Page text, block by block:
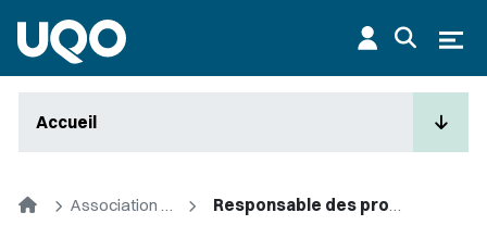
Accueil
Accueil Association des étudiants en gestion de projet et administration Responsable des programmes de deuxième cycle en gestion de projet, en consultation et en changement